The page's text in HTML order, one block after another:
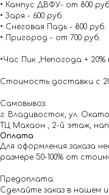
• Кампус ДВФУ- от 800
• Заря - 600 руб.
• Снеговая Падь - 800 руб.
• Пригород - от 700 руб.
•Час Пик ,Непогода +
Стоимость доставки с
Самовывоз:
г. Владивосток, ул.
ТЦ Махаон , 2-й этаж,
Оплата
Для оформления заказа
размере 50-100% от
Предоплата:
Сделайте заказ в нашем